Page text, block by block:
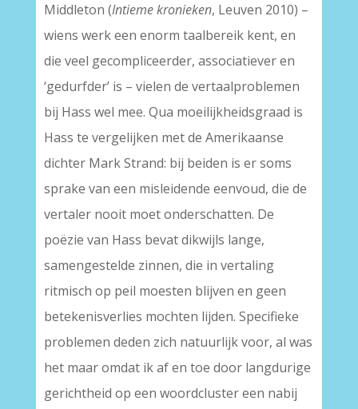
Middleton (Intieme kronieken, Leuven 2010) –
wiens werk een enorm taalbereik kent, en
die veel gecompliceerder, associatiever en
‘gedurfder’ is – vielen de vertaalproblemen
bij Hass wel mee. Qua moeilijkheidsgraad is
Hass te vergelijken met de Amerikaanse
dichter Mark Strand: bij beiden is er soms
sprake van een misleidende eenvoud, die de
vertaler nooit moet onderschatten. De
poëzie van Hass bevat dikwijls lange,
samengestelde zinnen, die in vertaling
ritmisch op peil moesten blijven en geen
betekenisverlies mochten lijden. Specifieke
problemen deden zich natuurlijk voor, al was
het maar omdat ik af en toe door langdurige
gerichtheid op een woordcluster een nabij